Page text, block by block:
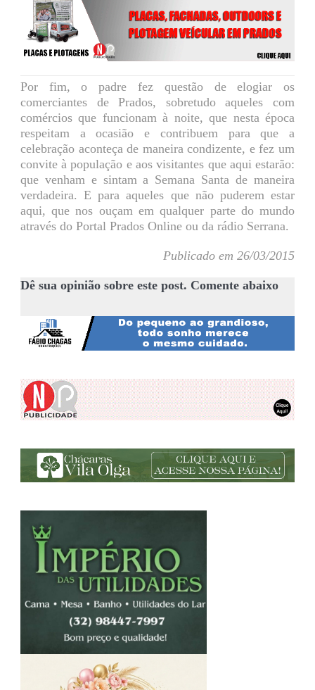
Por fim, o padre fez questão de elogiar os
comerciantes de Prados, sobretudo aqueles com
comércios que funcionam à noite, que nesta época
respeitam a ocasião e contribuem para que a
celebração aconteça de maneira condizente, e fez um
convite à população e aos visitantes que aqui estarão:
que venham e sintam a Semana Santa de maneira
verdadeira. E para aqueles que não puderem estar
aqui, que nos ouçam em qualquer parte do mundo
através do Portal Prados Online ou da rádio Serrana.
Publicado em 26/03/2015
Dê sua opinião sobre este post. Comente abaixo